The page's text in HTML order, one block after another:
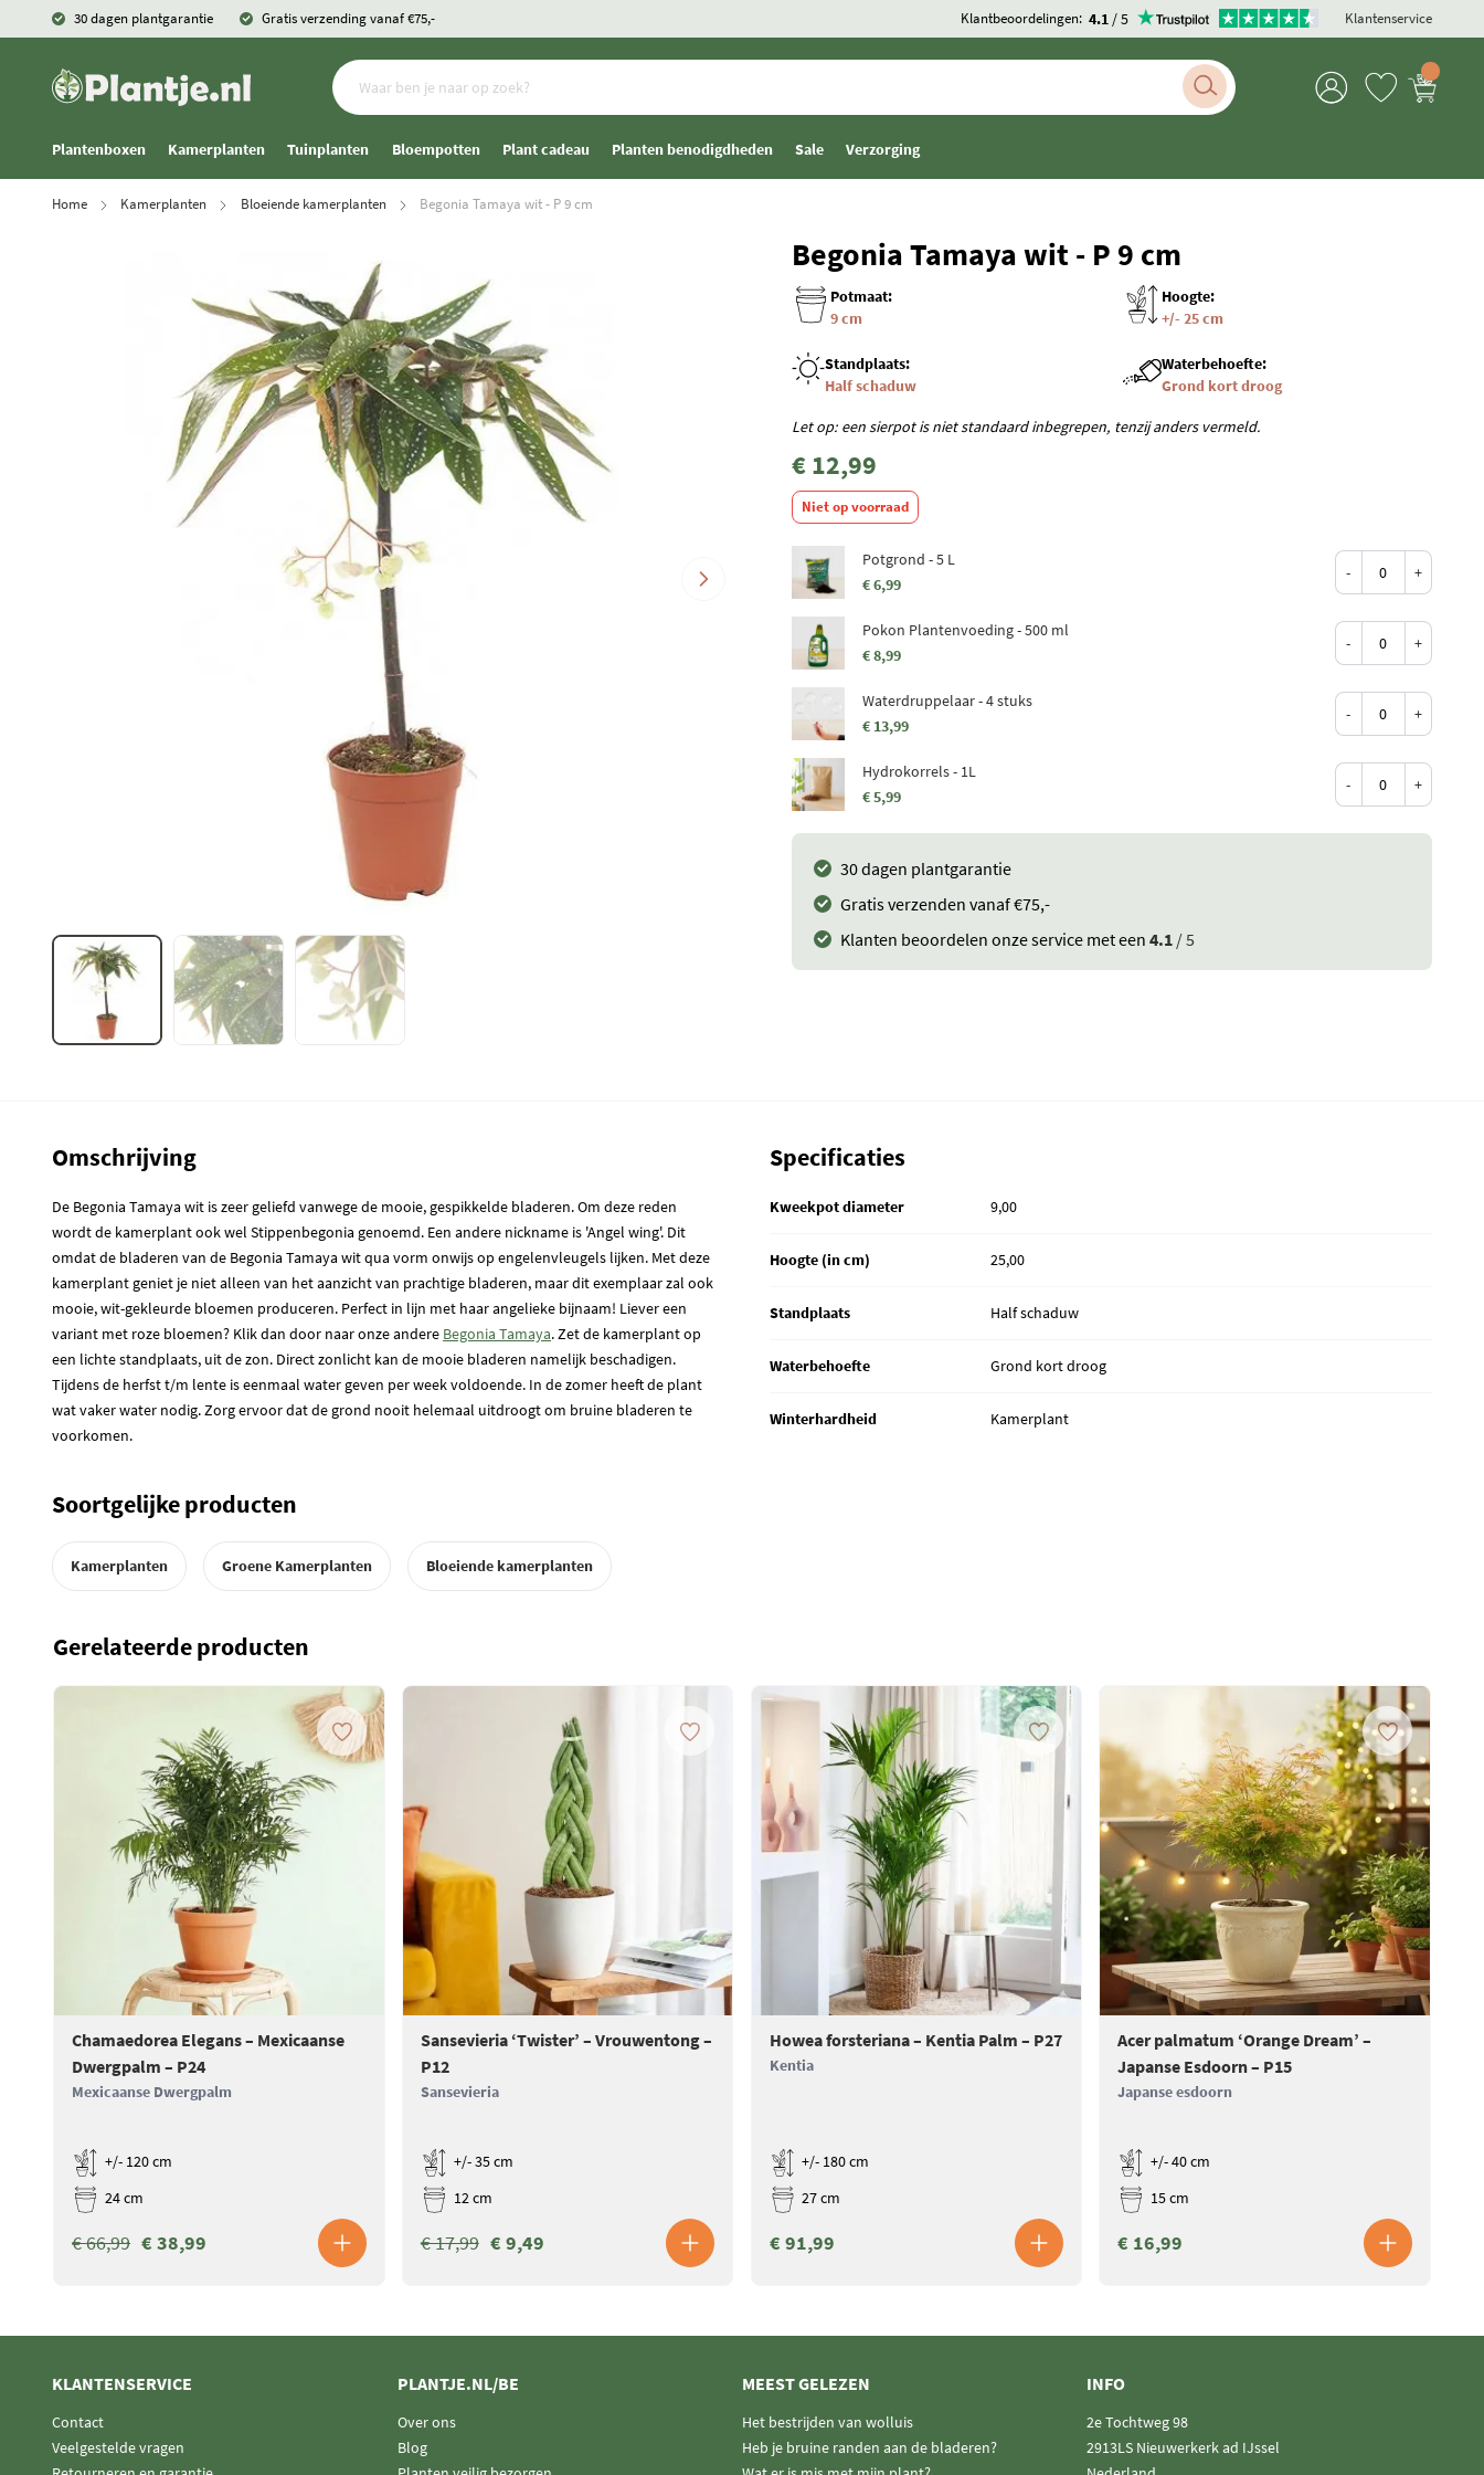
30 dagen plantgarantie Gratis verzending vanaf €75,- Klantbeoordelingen: 4.1 / 5 Klantenservice
Plantenboxen Kamerplanten Tuinplanten Bloempotten Plant cadeau Planten benodigdheden Sale Verzorging
Home Kamerplanten Bloeiende kamerplanten Begonia Tamaya wit - P 9 cm
Begonia Tamaya wit - P 9 cm
Potmaat:
9 cm
Hoogte:
+/- 25 cm
Standplaats:
Half schaduw
Waterbehoefte:
Grond kort droog
Let op: een sierpot is niet standaard inbegrepen, tenzij anders vermeld.
€ 12,99
Niet op voorraad
Potgrond - 5 L
€ 6,99
- +
Pokon Plantenvoeding - 500 ml
€ 8,99
- +
Waterdruppelaar - 4 stuks
€ 13,99
- +
Hydrokorrels - 1L
€ 5,99
- +
30 dagen plantgarantie
Gratis verzenden vanaf €75,-
Klanten beoordelen onze service met een 4.1/ 5
Omschrijving
De Begonia Tamaya wit is zeer geliefd vanwege de mooie, gespikkelde bladeren. Om deze reden
wordt de kamerplant ook wel Stippenbegonia genoemd. Een andere nickname is 'Angel wing'. Dit
omdat de bladeren van de Begonia Tamaya wit qua vorm onwijs op engelenvleugels lijken. Met deze
kamerplant geniet je niet alleen van het aanzicht van prachtige bladeren, maar dit exemplaar zal ook
mooie, wit-gekleurde bloemen produceren. Perfect in lijn met haar angelieke bijnaam! Liever een
variant met roze bloemen? Klik dan door naar onze andere Begonia Tamaya. Zet de kamerplant op
een lichte standplaats, uit de zon. Direct zonlicht kan de mooie bladeren namelijk beschadigen.
Tijdens de herfst t/m lente is eenmaal water geven per week voldoende. In de zomer heeft de plant
wat vaker water nodig. Zorg ervoor dat de grond nooit helemaal uitdroogt om bruine bladeren te
voorkomen.
Specificaties
Kweekpot diameter 9,00
Hoogte (in cm) 25,00
Standplaats Half schaduw
Waterbehoefte Grond kort droog
Winterhardheid Kamerplant
Soortgelijke producten
Kamerplanten Groene Kamerplanten Bloeiende kamerplanten
Gerelateerde producten
Chamaedorea Elegans – Mexicaanse
Dwergpalm – P24
Mexicaanse Dwergpalm
+/- 120 cm
24 cm
€ 38,99
€ 66,99
Sansevieria ‘Twister’ – Vrouwentong –
P12
Sansevieria
+/- 35 cm
12 cm
€ 9,49
€ 17,99
Howea forsteriana – Kentia Palm – P27
Kentia
+/- 180 cm
27 cm
€ 91,99
Acer palmatum ‘Orange Dream’ –
Japanse Esdoorn – P15
Japanse esdoorn
+/- 40 cm
15 cm
€ 16,99
KLANTENSERVICE
Contact
Veelgestelde vragen
PLANTJE.NL/BE
Over ons
Blog
MEEST GELEZEN
Het bestrijden van wolluis
Heb je bruine randen aan de bladeren?
INFO
2e Tochtweg 98
2913LS Nieuwerkerk ad IJssel